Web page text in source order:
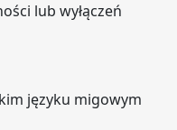
lub wyłączeń
języku migowym